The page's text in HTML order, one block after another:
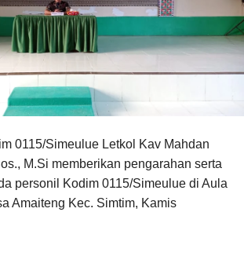
0115/Simeulue Letkol Kav Mahdan
M.Si memberikan pengarahan serta
personil Kodim 0115/Simeulue di Aula
Amaiteng Kec. Simtim, Kamis